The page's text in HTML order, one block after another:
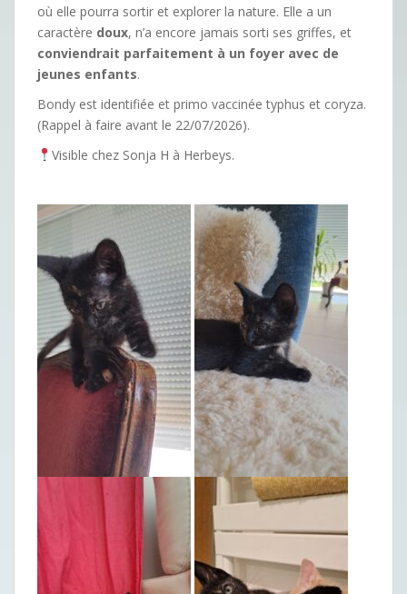
où elle pourra sortir et explorer la nature. Elle a un
caractère doux, n’a encore jamais sorti ses griffes, et
conviendrait parfaitement à un foyer avec de
jeunes enfants.
Bondy est identifiée et primo vaccinée typhus et coryza.
(Rappel à faire avant le 22/07/2026).
Visible chez Sonja H à Herbeys.